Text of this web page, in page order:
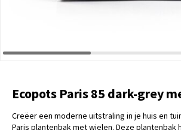
Ecopots Paris 85 dark-grey
Creëer een moderne uitstraling in je huis en
Paris plantenbak met wielen. Deze plantenbak